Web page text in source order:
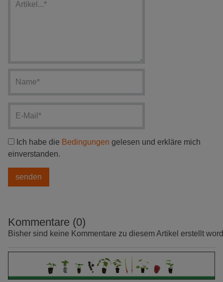
Ich habe die Bedingungen gelesen und erkläre mich
einverstanden.
Kommentare (0)
Bisher sind keine Kommentare zu diesem Artikel erstellt